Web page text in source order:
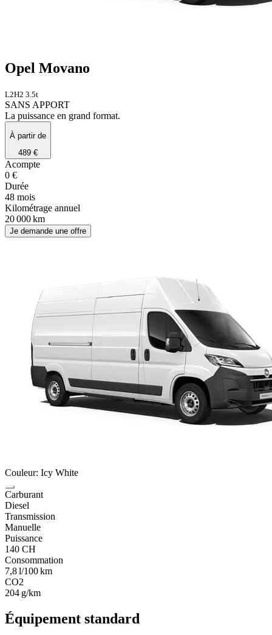
Opel Movano
L2H2 3.5t
SANS APPORT
La puissance en grand format.
À partir de
489 €
Acompte
0 €
Durée
48 mois
Kilométrage annuel
20 000 km
Je demande une offre
Couleur: Icy White
Carburant
Diesel
Transmission
Manuelle
Puissance
140 CH
Consommation
7,8 l/100 km
CO2
204 g/km
Équipement standard